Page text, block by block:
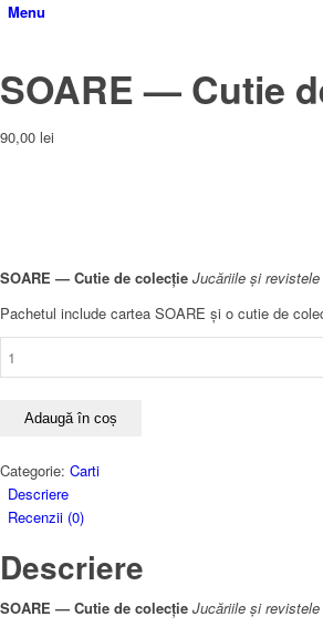
Menu
SOARE — Cutie
90,00 lei
SOARE — Cutie de colecție Jucăriile și
Pachetul include cartea SOARE și o cutie de
Cutie
colecție
Adaugă în coș
Categorie: Carti
Descriere
Recenzii (0)
Descriere
SOARE — Cutie de colecție Jucăriile și